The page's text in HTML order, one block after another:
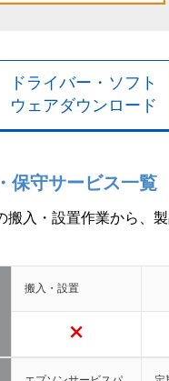
ドライバー・ソフト
ウェアダウンロード
保守サービス一覧
搬入・設置作業から、
搬入・設置